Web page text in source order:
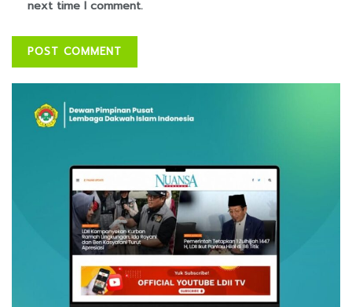
next time I comment.